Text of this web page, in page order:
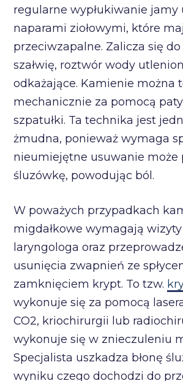
regularne wypłukiwanie jamy
naparami ziołowymi, które
przeciwzapalne. Zalicza się
szałwię, roztwór wody
odkażające. Kamienie można
mechanicznie za pomocą
szpatułki. Ta technika jest
żmudna, ponieważ wymaga
nieumiejętne usuwanie może
śluzówkę, powodując ból.
W poważych przypadkach
migdałkowe wymagają wizyty
laryngologa oraz
usunięcia zwapnień ze
zamknięciem krypt. To tzw.
wykonuje się za pomocą
CO2, kriochirurgii lub
wykonuje się w znieczuleniu
Specjalista uszkadza błonę
wyniku czego dochodzi do